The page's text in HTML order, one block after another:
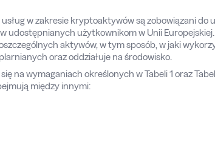
w zakresie kryptoaktywów są zobowiązani do
udostępnianych użytkownikom w Unii
aktywów, w tym sposób, w jaki
oraz oddziałuje na środowisko.
na wymaganiach określonych w Tabeli 1 oraz
między innymi: